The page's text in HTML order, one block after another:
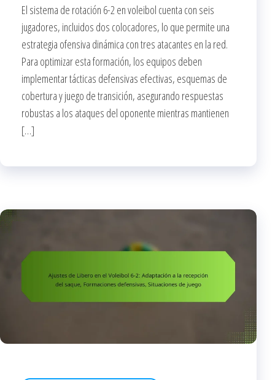
El sistema de rotación 6-2 en voleibol cuenta con seis
jugadores, incluidos dos colocadores, lo que permite una
estrategia ofensiva dinámica con tres atacantes en la red.
Para optimizar esta formación, los equipos deben
implementar tácticas defensivas efectivas, esquemas de
cobertura y juego de transición, asegurando respuestas
robustas a los ataques del oponente mientras mantienen
[…]